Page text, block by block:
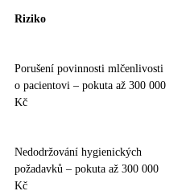
Riziko
Porušení povinnosti mlčenlivosti
o pacientovi – pokuta až 300 000
Kč
Nedodržování hygienických
požadavků – pokuta až 300 000
Kč